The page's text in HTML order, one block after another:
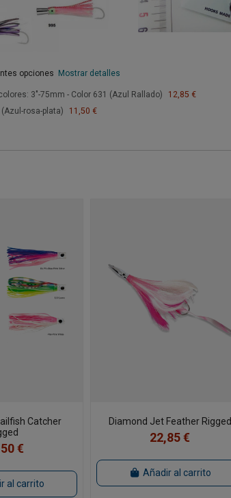
opciones Mostrar detalles
3"-75mm - Color 631 (Azul Rallado)
12,85 €
(Azul-rosa-plata)
11,50 €
Catcher
€
al carrito
Diamond Jet Feather Rigged
22,85 €
Añadir al carrito